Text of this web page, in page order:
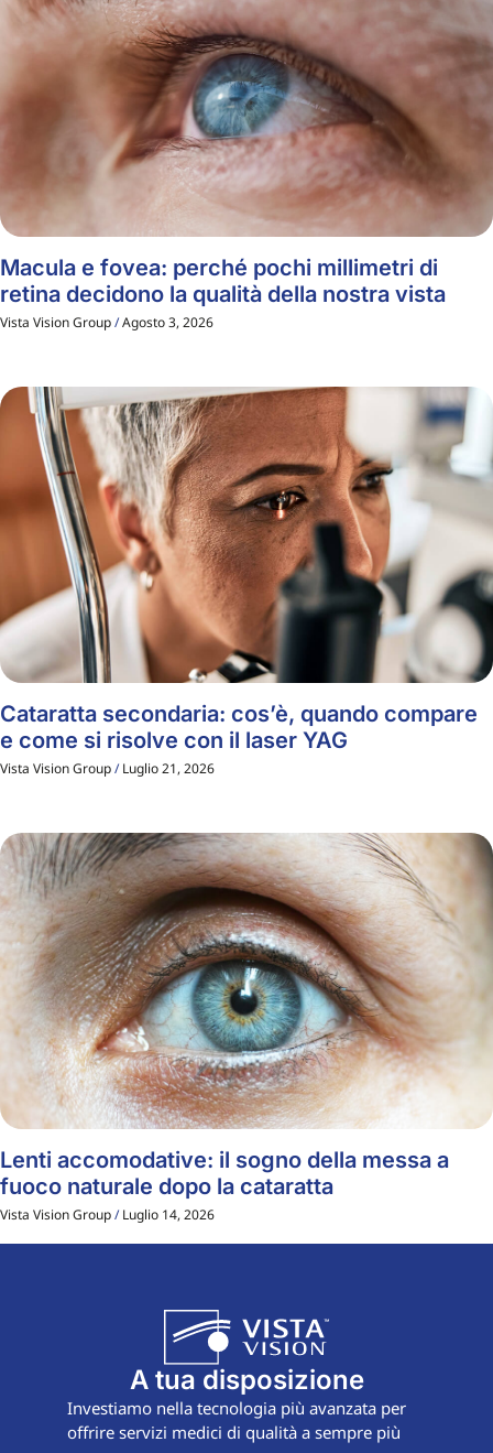
Macula e fovea: perché pochi millimetri di
retina decidono la qualità della nostra vista
Vista Vision Group Agosto 3, 2026
Cataratta secondaria: cos’è, quando compare
e come si risolve con il laser YAG
Vista Vision Group Luglio 21, 2026
Lenti accomodative: il sogno della messa a
fuoco naturale dopo la cataratta
Vista Vision Group Luglio 14, 2026
A tua disposizione
Investiamo nella tecnologia più avanzata per
offrire servizi medici di qualità a sempre più